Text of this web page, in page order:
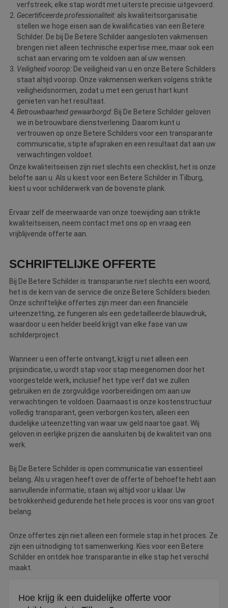
verfstreek, elke stap wordt met uiterste precisie uitgevoerd.
Gecertificeerde professionaliteit: als kwaliteitsorganisatie
stellen we hoge eisen aan de kwalificaties van een Betere
Schilder. De bij De Betere Schilder aangesloten vakmensen
brengen niet alleen technische expertise mee, maar ook een
schat aan ervaring om te voldoen aan al uw wensen.
Veiligheid voorop: De veiligheid van u en onze Betere Schilders
staat altijd voorop. Onze vakmensen werken volgens strikte
veiligheidsnormen, zodat u met een gerust hart kunt
genieten van het resultaat.
Betrouwbaarheid gewaarborgd: Bij De Betere Schilder geloven
we in betrouwbare dienstverlening. Daarom kunt u
vertrouwen op onze Betere Schilders voor een transparante
communicatie, stipte afspraken en een resultaat dat aan uw
verwachtingen voldoet.
Onze kwaliteitseisen zijn niet slechts een checklist, het is onze
belofte aan u. Als u kiest voor een Betere Schilder in Tilburg,
kiest u voor schilderwerk van de bovenste plank.
Ervaar zelf de meerwaarde van onze toewijding aan strikte
kwaliteitseisen, neem contact met ons op en vraag een
vrijblijvende offerte aan.
SCHRIFTELIJKE OFFERTE
Bij De Betere Schilder is transparantie niet slechts een woord,
het is de kern van de service die onze Betere Schilders bieden.
Onze schriftelijke offertes zijn meer dan een financiële
uiteenzetting, ze fungeren als een gedetailleerde blauwdruk,
waardoor u een helder beeld krijgt van elke fase van uw
schilderproject.
Wanneer u een offerte ontvangt, krijgt u niet alleen een
prijsindicatie, u wordt stap voor stap meegenomen door het
voorgestelde werk, inclusief het type verf dat we zullen
gebruiken en de zorgvuldige voorbereidingen om aan uw
verwachtingen te voldoen. Daarnaast is onze kostenstructuur
volledig transparant, geen verborgen kosten, alleen een
duidelijke uiteenzetting van waar uw geld naartoe gaat. Wij
geloven in eerlijke prijzen die aansluiten bij de kwaliteit van ons
werk.
Bij De Betere Schilder is open communicatie van essentieel
belang. Als u vragen heeft over de offerte of behoefte hebt aan
aanvullende informatie, staan wij altijd voor u klaar. Uw
betrokkenheid gedurende het hele proces is voor ons van groot
belang.
Onze offertes zijn niet alleen een formele stap in het proces. Ze
zijn een uitnodiging tot samenwerking. Kies voor een Betere
Schilder en ontdek hoe transparantie in elke stap het verschil
maakt.
Hoe krijg ik een duidelijke offerte voor